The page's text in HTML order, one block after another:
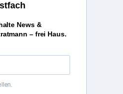
News &
– frei Haus.